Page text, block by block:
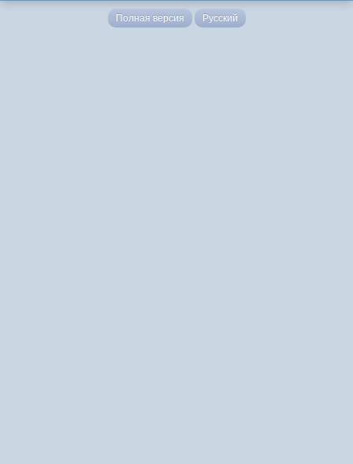
Полная версия Русский